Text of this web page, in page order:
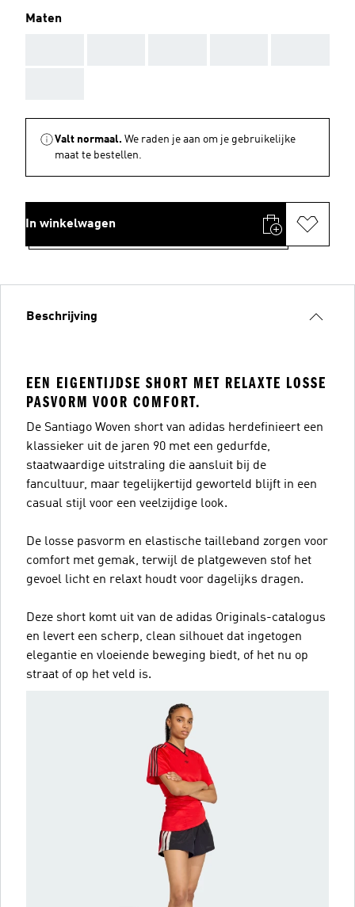
Maten
Valt normaal. We raden je aan om je gebruikelijke
maat te bestellen.
In winkelwagen
Beschrijving
EEN EIGENTIJDSE SHORT MET RELAXTE LOSSE
PASVORM VOOR COMFORT.
De Santiago Woven short van adidas herdefinieert een
klassieker uit de jaren 90 met een gedurfde,
staatwaardige uitstraling die aansluit bij de
fancultuur, maar tegelijkertijd geworteld blijft in een
casual stijl voor een veelzijdige look.
De losse pasvorm en elastische tailleband zorgen voor
comfort met gemak, terwijl de platgeweven stof het
gevoel licht en relaxt houdt voor dagelijks dragen.
Deze short komt uit van de adidas Originals-catalogus
en levert een scherp, clean silhouet dat ingetogen
elegantie en vloeiende beweging biedt, of het nu op
straat of op het veld is.